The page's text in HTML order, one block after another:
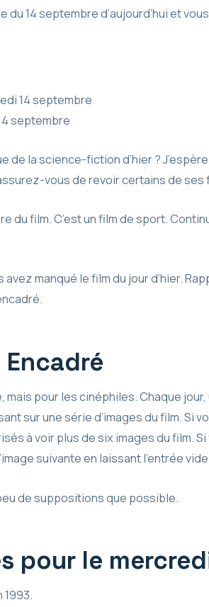
14 septembre d’aujourd’hui et
14 septembre
septembre
la science-fiction d’hier ?
vous de revoir certains de
du film. C’est un film de sport.
manqué le film du jour d’hier.
pour les cinéphiles. Chaque
sur une série d’images du film. Si
à voir plus de six images du film.
suivante en laissant l’entrée
de suppositions que possible.
pour le
1993.